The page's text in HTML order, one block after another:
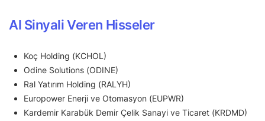
Al Sinyali Veren Hisseler
Koç Holding (KCHOL)
Odine Solutions (ODINE)
Ral Yatırım Holding (RALYH)
Europower Enerji ve Otomasyon (EUPWR)
Kardemir Karabük Demir Çelik Sanayi ve Ticaret (KRDMD)